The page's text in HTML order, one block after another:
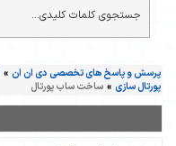
پرسش و پاسخ های تخصصی دی ان ان »
پورتال سازی » ساخت ساب پورتال